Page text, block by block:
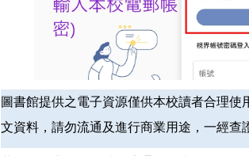
圖書館提供之電子資源僅供本校讀者合理
文資料，請勿流通及進行商業用途，一經查